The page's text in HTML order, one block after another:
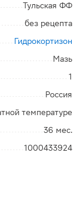
Тульская ФФ
без рецепта
Гидрокортизон
Мазь
1
Россия
температуре
36 мес.
1000433924